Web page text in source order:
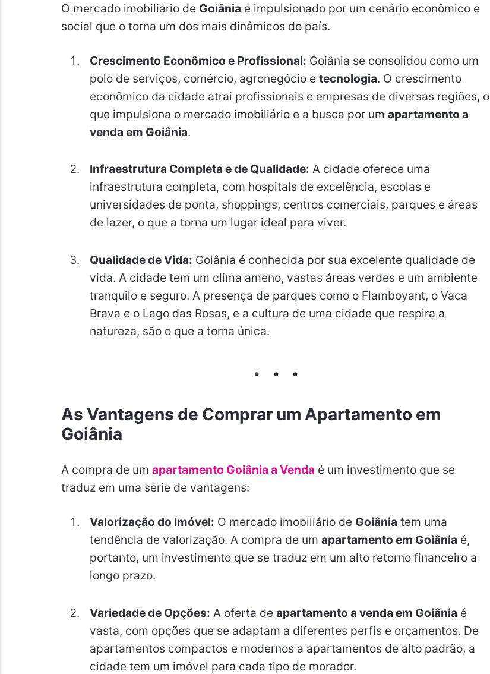
O mercado imobiliário de Goiânia é impulsionado por um cenário econômico e
social que o torna um dos mais dinâmicos do país.
Crescimento Econômico e Profissional: Goiânia se consolidou como um
polo de serviços, comércio, agronegócio e tecnologia. O crescimento
econômico da cidade atrai profissionais e empresas de diversas regiões, o
que impulsiona o mercado imobiliário e a busca por um apartamento a
venda em Goiânia.
Infraestrutura Completa e de Qualidade: A cidade oferece uma
infraestrutura completa, com hospitais de excelência, escolas e
universidades de ponta, shoppings, centros comerciais, parques e áreas
de lazer, o que a torna um lugar ideal para viver.
Qualidade de Vida: Goiânia é conhecida por sua excelente qualidade de
vida. A cidade tem um clima ameno, vastas áreas verdes e um ambiente
tranquilo e seguro. A presença de parques como o Flamboyant, o Vaca
Brava e o Lago das Rosas, e a cultura de uma cidade que respira a
natureza, são o que a torna única.
As Vantagens de Comprar um Apartamento em
Goiânia
A compra de um apartamento Goiânia a Venda é um investimento que se
traduz em uma série de vantagens:
Valorização do Imóvel: O mercado imobiliário de Goiânia tem uma
tendência de valorização. A compra de um apartamento em Goiânia é,
portanto, um investimento que se traduz em um alto retorno financeiro a
longo prazo.
Variedade de Opções: A oferta de apartamento a venda em Goiânia é
vasta, com opções que se adaptam a diferentes perfis e orçamentos. De
apartamentos compactos e modernos a apartamentos de alto padrão, a
cidade tem um imóvel para cada tipo de morador.